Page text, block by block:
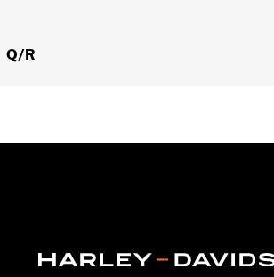
Collection:
Q/R